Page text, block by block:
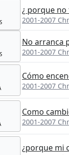
¿ porque
2001-2007
No arranca
2001-2007
Cómo
2001-2007
Como
2001-2007
¿porque mi